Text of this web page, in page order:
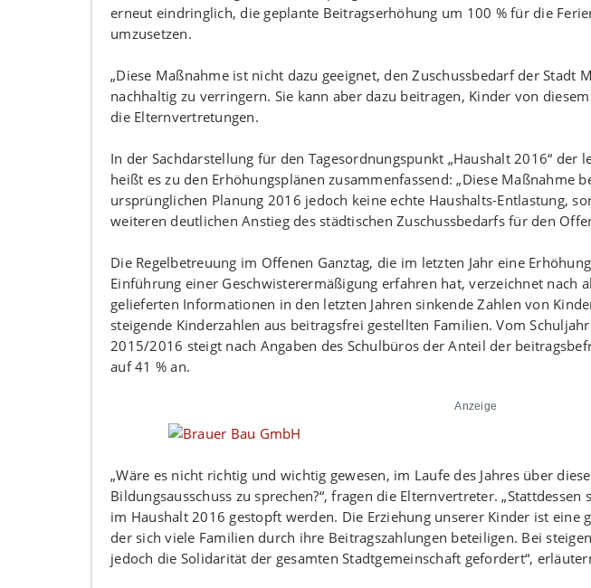
erneut eindringlich, die geplante Beitragserhöhung um 100 % für die
umzusetzen.
„Diese Maßnahme ist nicht dazu geeignet, den Zuschussbedarf der Stadt
nachhaltig zu verringern. Sie kann aber dazu beitragen, Kinder von
die Elternvertretungen.
In der Sachdarstellung für den Tagesordnungspunkt „Haushalt 2016“ der
heißt es zu den Erhöhungsplänen zusammenfassend: „Diese Maßnahme
ursprünglichen Planung 2016 jedoch keine echte Haushalts-Entlastung,
weiteren deutlichen Anstieg des städtischen Zuschussbedarfs für den
Die Regelbetreuung im Offenen Ganztag, die im letzten Jahr eine
Einführung einer Geschwisterermäßigung erfahren hat, verzeichnet nach
gelieferten Informationen in den letzten Jahren sinkende Zahlen von
steigende Kinderzahlen aus beitragsfrei gestellten Familien. Vom
2015/2016 steigt nach Angaben des Schulbüros der Anteil der
auf 41 % an.
Anzeige
„Wäre es nicht richtig und wichtig gewesen, im Laufe des Jahres über
Bildungsausschuss zu sprechen?“, fragen die Elternvertreter.
im Haushalt 2016 gestopft werden. Die Erziehung unserer Kinder ist eine
der sich viele Familien durch ihre Beitragszahlungen beteiligen. Bei
jedoch die Solidarität der gesamten Stadtgemeinschaft gefordert“,